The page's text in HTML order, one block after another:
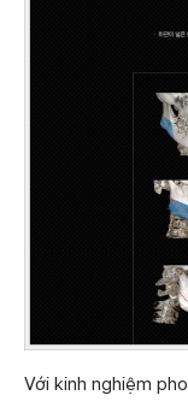
Với kinh nghiệm